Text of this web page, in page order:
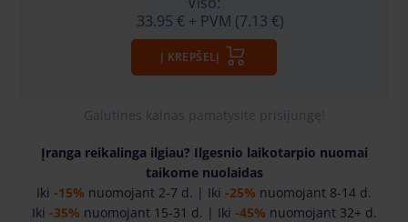
33.95 € + PVM (7.13 €)
Į KREPŠELĮ
Galutines kainas pamatysite prisijungę!
Įranga reikalinga ilgiau? Ilgesnio laikotarpio nuomai
taikome nuolaidas
Iki -15% nuomojant 2-7 d. | Iki -25% nuomojant 8-14 d.
Iki -35% nuomojant 15-31 d. | Iki -45% nuomojant 32+ d.